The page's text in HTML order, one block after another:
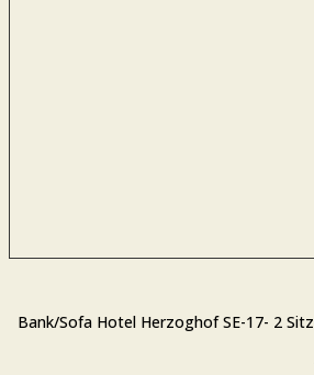
Bank/Sofa Hotel Herzoghof SE-17- 2 Sitz